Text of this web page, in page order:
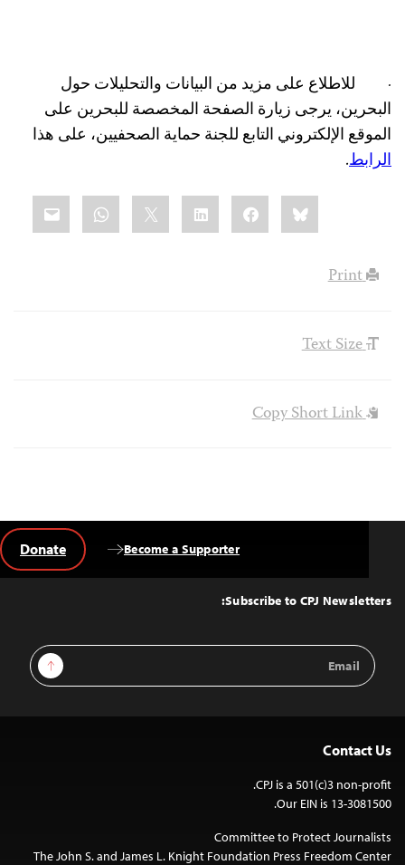
·
للاطلاع على مزيد من البيانات والتحليلات حول
البحرين، يرجى زيارة الصفحة المخصصة للبحرين على
الموقع الإلكتروني التابع للجنة حماية الصحفيين، على هذا
الرابط.
Bluesky
Facebook
LinkedIn
Print
Text Size
Copy Short Link
Top
Subscribe to CPJ Newsletters:
Email
Address
Sign Up
Become a Supporter
Donate
Contact Us
CPJ is a 501(c)3 non-profit.
Our EIN is 13-3081500.
Committee to Protect Journalists
The John S. and James L. Knight Foundation Press Freedom Center